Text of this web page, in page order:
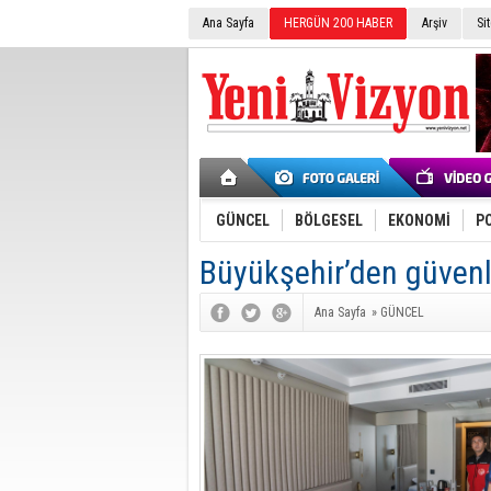
Ana Sayfa HERGÜN 200 HABER Arşiv
GÜNCEL BÖLGESEL EKONOMİ
Büyükşehir’den
Ana Sayfa » GÜNCEL